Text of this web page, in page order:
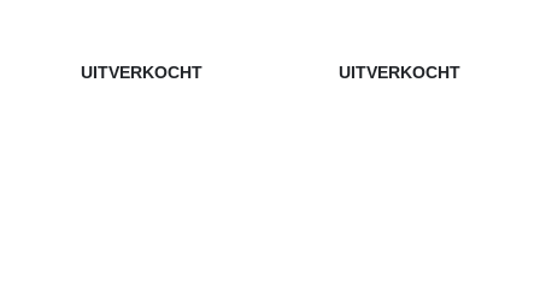
UITVERKOCHT UITVERKOCHT